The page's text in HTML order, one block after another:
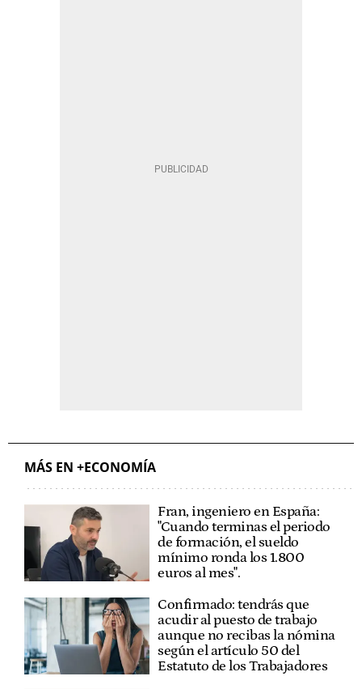
MÁS EN +ECONOMÍA
Fran, ingeniero en España:
"Cuando terminas el periodo
de formación, el sueldo
mínimo ronda los 1.800
euros al mes".
Confirmado: tendrás que
acudir al puesto de trabajo
aunque no recibas la nómina
según el artículo 50 del
Estatuto de los Trabajadores